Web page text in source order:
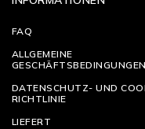
FAQ
ALLGEMEINE
GESCHÄFTSBEDINGUNGEN
DATENSCHUTZ- UND
RICHTLINIE
LIEFERT